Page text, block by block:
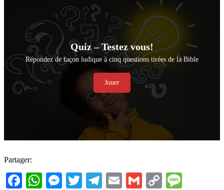
Quiz – Testez vous!
Répondez de façon ludique à cinq questions tirées de la Bible
Jouer
Partager:
Facebook
WhatsApp
Messenger
TwitterTelegram
EmailGmail
Copy